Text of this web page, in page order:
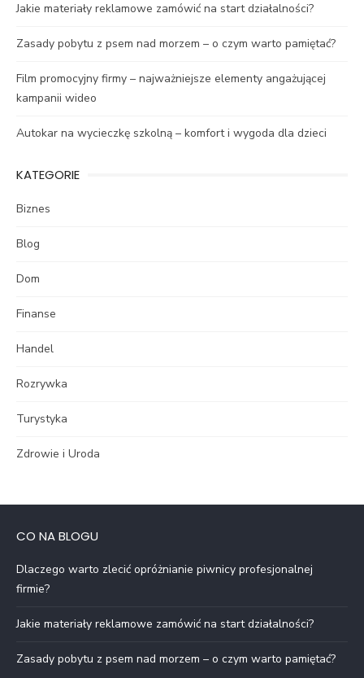
Jakie materiały reklamowe zamówić na start działalności?
Zasady pobytu z psem nad morzem – o czym warto pamiętać?
Film promocyjny firmy – najważniejsze elementy angażującej
kampanii wideo
Autokar na wycieczkę szkolną – komfort i wygoda dla dzieci
KATEGORIE
Biznes
Blog
Dom
Finanse
Handel
Rozrywka
Turystyka
Zdrowie i Uroda
CO NA BLOGU
Dlaczego warto zlecić opróżnianie piwnicy profesjonalnej
firmie?
Jakie materiały reklamowe zamówić na start działalności?
Zasady pobytu z psem nad morzem – o czym warto pamiętać?